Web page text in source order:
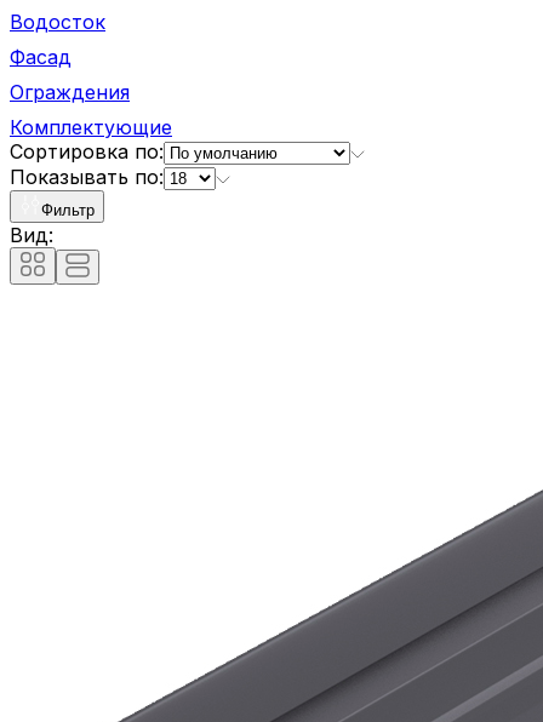
Водосток
Фасад
Ограждения
Комплектующие
Сортировка по:
Показывать по:
Фильтр
Вид: